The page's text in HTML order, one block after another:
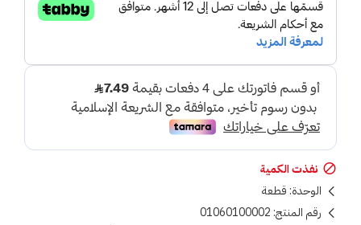
نفذت الكمية
الوحدة: قطعة
رقم المنتج: 01060100002